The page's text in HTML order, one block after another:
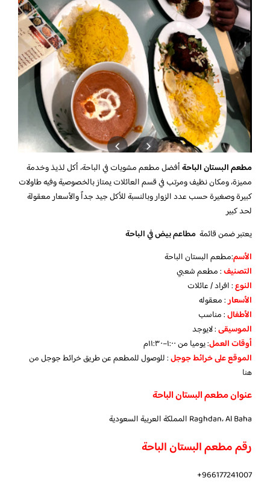
مطعم البستان الباحةأفضل مطعم مشويات في الباحة، أكل لذيذ وخدمة
مميزة، ومكان نظيف ومرتب في قسم العائلاتيمتاز بالخصوصية وفيه طاولات
كبيرة وصغيرة حسب عدد الزوار وبالنسبة للأكل جيد جداً والأسعار معقولة
لحد كبير
يعتبر ضمن قائمة مطاعم بيض في الباحة
الأسم:مطعم البستان الباحة
التصنيف: مطعم شعبي
النوع: افراد / عائلات
الأسعار: معقوله
الأطفال: مناسب
الموسيقى: لايوجد
أوقات العمل: يوميا من ١:٠٠–١١:٣٠م
الموقععلى خرائط جوجل: للوصول للمطعم عن طريق خرائط جوجلمن
هنا
عنوان مطعم البستان الباحة
Raghdan، Al Baha المملكة العربية السعودية
رقم مطعم البستان الباحة
966177241007+